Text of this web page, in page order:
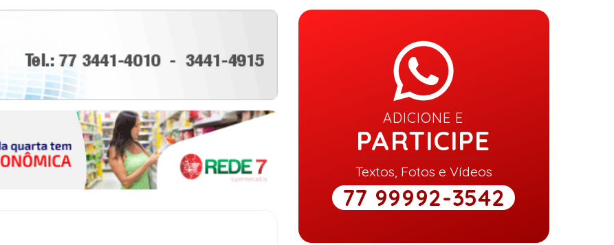
ADICIONE E
PARTICIPE
Textos, Fotos e Vídeos
77 99992-3542